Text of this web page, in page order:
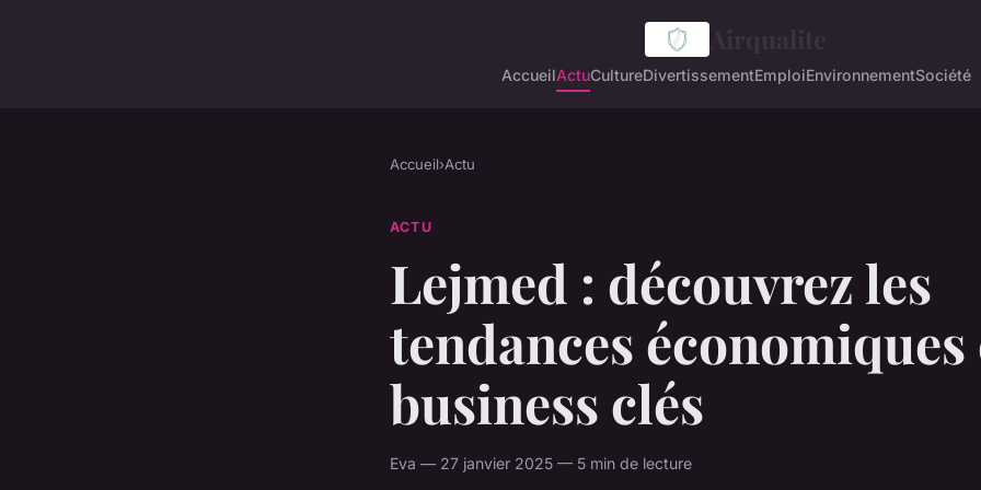
AccueilActuCultureDivertissementEmploiEnvironnementSociété
Accueil›Actu
ACTU
Lejmed : découvrez les
tendances économiques
business clés
Eva — 27 janvier 2025 — 5 min de lecture